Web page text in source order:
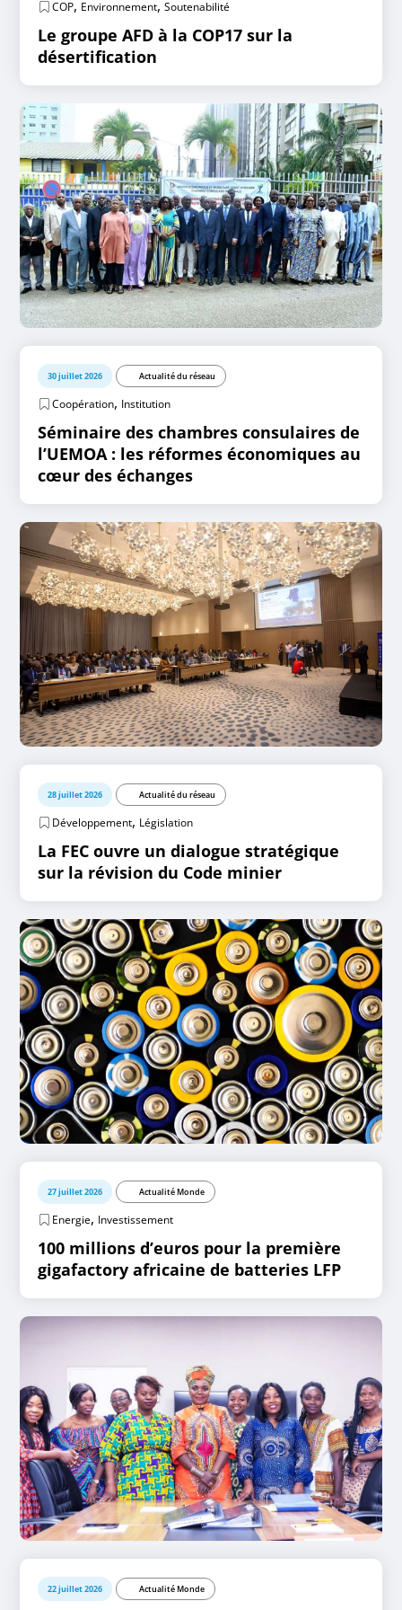
COP, Environnement,Soutenabilité
Le groupe AFD à la COP17 sur la
désertification
30 juillet 2026 Actualité du réseau
Coopération, Institution
Séminaire des chambres consulaires de
l’UEMOA : les réformes économiques au
cœur des échanges
28 juillet 2026 Actualité du réseau
Développement, Législation
La FEC ouvre un dialogue stratégique
sur la révision du Code minier
27 juillet 2026 Actualité Monde
Energie, Investissement
100 millions d’euros pour la première
gigafactory africaine de batteries LFP
22 juillet 2026 Actualité Monde